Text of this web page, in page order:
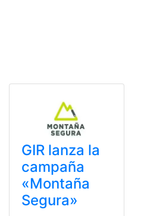
GIR lanza la
campaña
«Montaña
Segura»